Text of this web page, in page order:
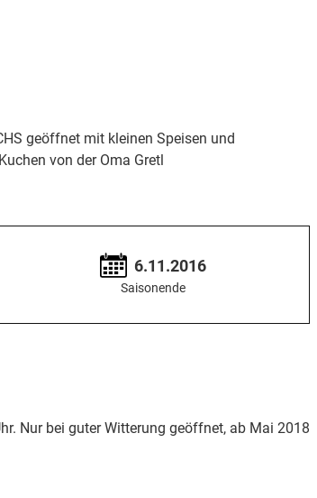
geöffnet mit kleinen Speisen und
von der Oma Gretl
6.11.2016
Saisonende
Nur bei guter Witterung geöffnet, ab Mai 2018